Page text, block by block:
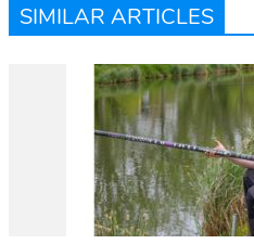
SIMILAR ARTICLES